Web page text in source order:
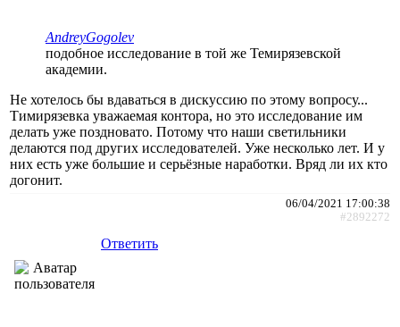
AndreyGogolev
подобное исследование в той же Темирязевской
академии.
Не хотелось бы вдаваться в дискуссию по этому вопросу...
Тимирязевка уважаемая контора, но это исследование им
делать уже поздновато. Потому что наши светильники
делаются под других исследователей. Уже несколько лет. И у
них есть уже большие и серьёзные наработки. Вряд ли их кто
догонит.
06/04/2021 17:00:38
#2892272
Ответить